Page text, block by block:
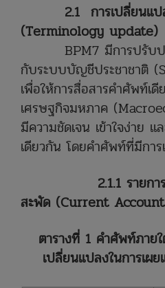
2.1 การเปลี่ยนแปล
(Terminology update)
BPM7 มีการปรับปรุ
กับระบบบัญชีประชาชาติ
เพื่อให้การสื่อสารคำศัพท์เ
เศรษฐกิจมหภาค
มีความชัดเจน เข้าใจง่าย แ
เดียวกัน โดยคำศัพท์ที่มีกา
2.1.1 รายการภา
สะพัด (Current
ตารางที่ 1 คำศัพท์ภาย
เปลี่ยนแปลงในการเผ